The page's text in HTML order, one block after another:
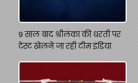
9 साल बाद श्रीलंका की धरती पर
टेस्ट खेलने जा रही टीम इंडिया